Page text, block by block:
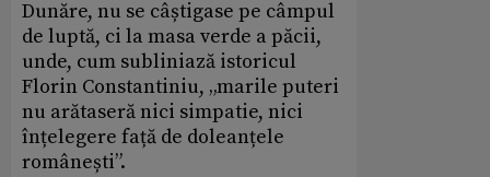
Dunăre, nu se câștigase pe câmpul
de luptă, ci la masa verde a păcii,
unde, cum subliniază istoricul
Florin Constantiniu, „marile puteri
nu arătaseră nici simpatie, nici
înțelegere față de doleanțele
românești”.